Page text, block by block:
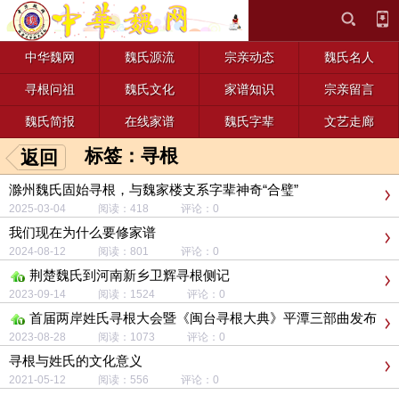
中华魏网 魏氏源流 宗亲动态 魏氏名人
寻根问祖 魏氏文化 家谱知识 宗亲留言
魏氏简报 在线家谱 魏氏字辈 文艺走廊
返回 标签：寻根
滁州魏氏固始寻根，与魏家楼支系字辈神奇“合璧”
2025-03-04 阅读：418 评论：0
我们现在为什么要修家谱
2024-08-12 阅读：801 评论：0
荆楚魏氏到河南新乡卫辉寻根侧记
2023-09-14 阅读：1524 评论：0
首届两岸姓氏寻根大会暨《闽台寻根大典》平潭三部曲发布
会
2023-08-28 阅读：1073 评论：0
寻根与姓氏的文化意义
2021-05-12 阅读：556 评论：0